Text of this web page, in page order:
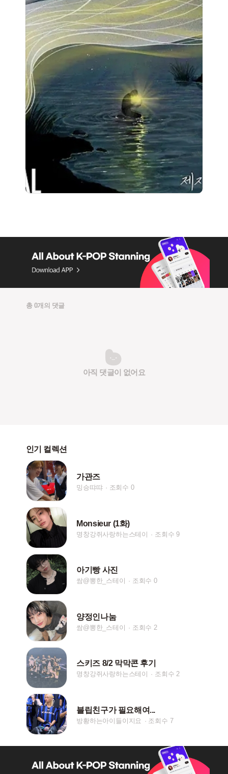
총 0개의 댓글
아직 댓글이 없어요
인기 컬렉션
가관즈
밍승땨땨 조회수 0
Monsieur (1화)
명창강쥐사랑하는스테이 조회수 9
아기빵 사진
쌈@뽕한_스테이 조회수 0
양정인나눔
쌈@뽕한_스테이 조회수 2
스키즈 8/2 막막콘 후기
명창강쥐사랑하는스테이 조회수 2
블립친구가 필요해여...
방황하는아이들이지요 조회수 7